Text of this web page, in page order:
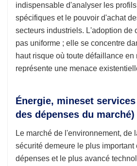
indispensable d'analyser les
spécifiques et le pouvoir d'achat
secteurs industriels. L'adoption de
pas uniforme ; elle se concentre
haut risque où toute défaillance en
représente une menace
Énergie, mineset
des dépenses du marché)
Le marché de l'environnement, de
sécurité demeure le plus important
dépenses et le plus avancé